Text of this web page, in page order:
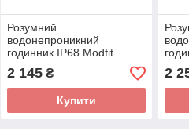
Розумний
водонепроникний
годинник IP68 Modfit
Sniper Black-Silver з
оксиметром і тонометром
2 145₴
Купити
2